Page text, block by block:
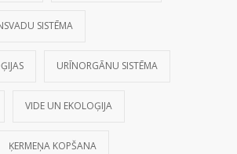
SISTĒMA
URĪNORGĀNU SISTĒMA
VIDE UN EKOLOĢIJA
ĶERMEŅA KOPŠANA